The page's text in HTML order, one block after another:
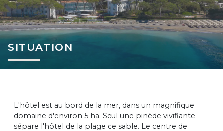
SITUATION
L'hôtel est au bord de la mer, dans un magnifique
domaine d'environ 5 ha. Seul une pinède vivifiante
sépare l'hôtel de la plage de sable. Le centre de